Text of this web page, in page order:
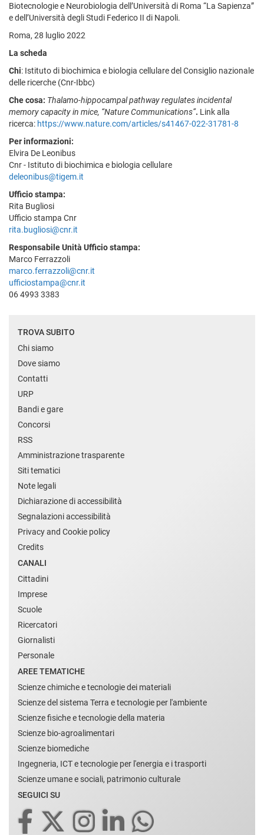
Biotecnologie e Neurobiologia dell’Università di Roma “La Sapienza”
e dell’Università degli Studi Federico II di Napoli.
Roma, 28 luglio 2022
La scheda
Chi: Istituto di biochimica e biologia cellulare del Consiglio nazionale
delle ricerche (Cnr-Ibbc)
Che cosa: Thalamo-hippocampal pathway regulates incidental
memory capacity in mice, “Nature Communications”. Link alla
ricerca: https://www.nature.com/articles/s41467-022-31781-8
Per informazioni:
Elvira De Leonibus
Cnr - Istituto di biochimica e biologia cellulare
deleonibus@tigem.it
Ufficio stampa:
Rita Bugliosi
Ufficio stampa Cnr
rita.bugliosi@cnr.it
Responsabile Unità Ufficio stampa:
Marco Ferrazzoli
marco.ferrazzoli@cnr.it
ufficiostampa@cnr.it
06 4993 3383
TROVA SUBITO
Chi siamo
Dove siamo
Contatti
URP
Bandi e gare
Concorsi
RSS
Amministrazione trasparente
Siti tematici
Note legali
Dichiarazione di accessibilità
Segnalazioni accessibilità
Privacy and Cookie policy
Credits
CANALI
Cittadini
Imprese
Scuole
Ricercatori
Giornalisti
Personale
AREE TEMATICHE
Scienze chimiche e tecnologie dei materiali
Scienze del sistema Terra e tecnologie per l'ambiente
Scienze fisiche e tecnologie della materia
Scienze bio-agroalimentari
Scienze biomediche
Ingegneria, ICT e tecnologie per l'energia e i trasporti
Scienze umane e sociali, patrimonio culturale
SEGUICI SU